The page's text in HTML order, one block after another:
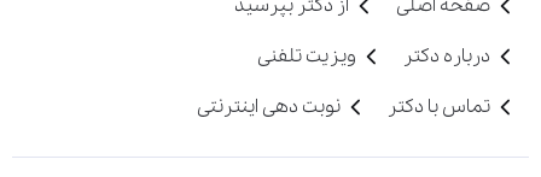
صفحه اصلی
از دکتر بپرسید
درباره دکتر
ویزیت تلفنی
تماس با دکتر
نوبت دهی اینترنتی